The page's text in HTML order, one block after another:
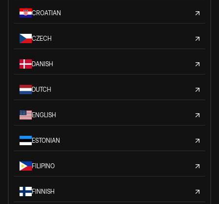
CROATIAN
CZECH
DANISH
DUTCH
ENGLISH
ESTONIAN
FILIPINO
FINNISH